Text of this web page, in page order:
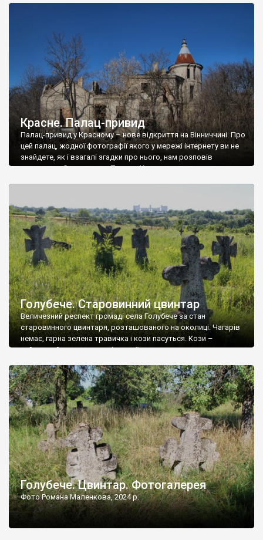
Красне. Палац-привид
Палац-привид у Красному – нове відкриття на Вінниччині. Про
цей палац, жодної фотографії якого у мережі інтернету ви не
знайдете, як і взагалі згадки про нього, нам розповів
мешканець Самгородка. Палац у Красному вразив не лише
Голубече. Старовинний цвинтар
Величезний респект громаді села Голубече за стан
старовинного цвинтаря, розташованого на околиці. Чагарів
немає, гарна зелена травичка і кози пасуться. Кози –
найкращий регулятор шкідливої, для старих кладовищ,
бруньками, кози ті бруньки обгризають, бо то улюблений
делікатес. На цвинтарі у Голубечому ціла колекція
різноманітних форм хрестів. Село відносно невелике, […]
Голубече. Цвинтар. Фотогалерея
Фото Романа Маленкова, 2024 р.